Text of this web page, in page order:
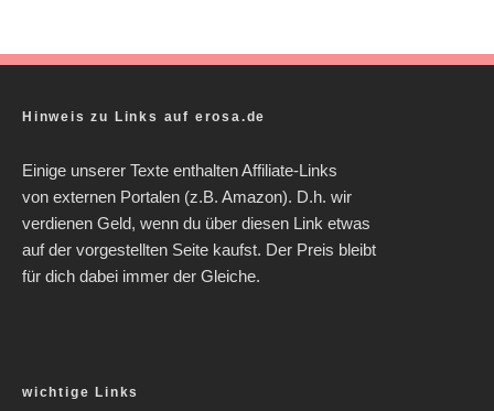
Hinweis zu Links auf erosa.de
Einige unserer Texte enthalten Affiliate-Links
von externen Portalen (z.B. Amazon). D.h. wir
verdienen Geld, wenn du über diesen Link etwas
auf der vorgestellten Seite kaufst. Der Preis bleibt
für dich dabei immer der Gleiche.
wichtige Links